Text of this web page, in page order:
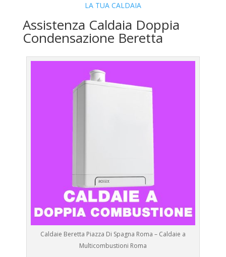
LA TUA CALDAIA
Assistenza Caldaia Doppia
Condensazione Beretta
Caldaie Beretta Piazza Di Spagna Roma – Caldaie a
Multicombustioni Roma